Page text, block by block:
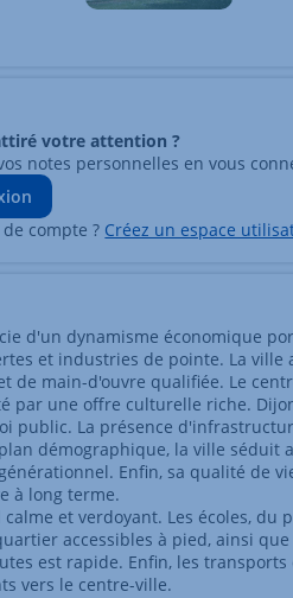
votre attention ?
notes personnelles en vous
compte ? Créez un espace
d'un dynamisme économique
et industries de pointe. La ville
main-d'ouvre qualifiée. Le
par une offre culturelle riche.
public. La présence
démographique, la ville séduit
Enfin, sa qualité de
à long terme.
et verdoyant. Les écoles, du
accessibles à pied, ainsi
est rapide. Enfin, les
vers le centre-ville.